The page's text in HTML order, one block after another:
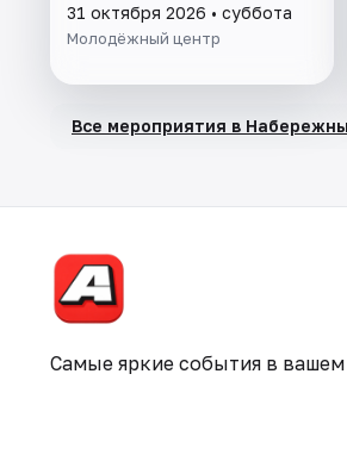
31 октября 2026 • суббота
Молодёжный центр
Все мероприятия в
Самые яркие события в вашем